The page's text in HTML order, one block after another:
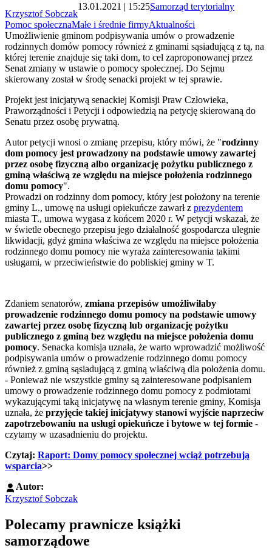
Krzysztof Sobczak
13.01.2021 | 15:25Samorząd terytorialny
Pomoc społecznaMałe i średnie firmyAktualności
Umożliwienie gminom podpisywania umów o prowadzenie
rodzinnych domów pomocy również z gminami sąsiadującą z tą, na
której terenie znajduje się taki dom, to cel zaproponowanej przez
Senat zmiany w ustawie o pomocy społecznej. Do Sejmu
skierowany został w środę senacki projekt w tej sprawie.
Projekt jest inicjatywą senackiej Komisji Praw Człowieka,
Praworządności i Petycji i odpowiedzią na petycję skierowaną do
Senatu przez osobę prywatną.
Autor petycji wnosi o zmianę przepisu, który mówi, że "rodzinny
dom pomocy jest prowadzony na podstawie umowy zawartej
przez osobę fizyczną albo organizację pożytku publicznego z
gminą właściwą ze względu na miejsce położenia rodzinnego
domu pomocy".
Prowadzi on rodzinny dom pomocy, który jest położony na terenie
gminy L., umowę na usługi opiekuńcze zawarł z prezydentem
miasta T., umowa wygasa z końcem 2020 r. W petycji wskazał, że
w świetle obecnego przepisu jego działalność gospodarcza ulegnie
likwidacji, gdyż gmina właściwa ze względu na miejsce położenia
rodzinnego domu pomocy nie wyraża zainteresowania takimi
usługami, w przeciwieństwie do pobliskiej gminy w T.
Zdaniem senatorów, zmiana przepisów umożliwiłaby
prowadzenie rodzinnego domu pomocy na podstawie umowy
zawartej przez osobę fizyczną lub organizację pożytku
publicznego z gminą bez względu na miejsce położenia domu
pomocy. Senacka komisja uznała, że warto wprowadzić możliwość
podpisywania umów o prowadzenie rodzinnego domu pomocy
również z gminą sąsiadującą z gminą właściwą dla położenia domu.
- Ponieważ nie wszystkie gminy są zainteresowane podpisaniem
umowy o prowadzenie rodzinnego domu pomocy z podmiotami
wykazującymi taką inicjatywę na własnym terenie gminy, Komisja
uznała, że przyjęcie takiej inicjatywy stanowi wyjście naprzeciw
zapotrzebowaniu na usługi opiekuńcze i bytowe w tej formie -
czytamy w uzasadnieniu do projektu.
Czytaj: Raport: Domy pomocy społecznej wciąż potrzebują
wsparcia>>
Autor:
Krzysztof Sobczak
Polecamy prawnicze książki
samorządowe